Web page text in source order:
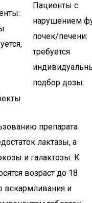
Пациенты с
нарушением
почек/печени:
требуется
подбор дозы.
препарата
лактазы, а
и галактозы. К
возраст до 18
вскармливания и